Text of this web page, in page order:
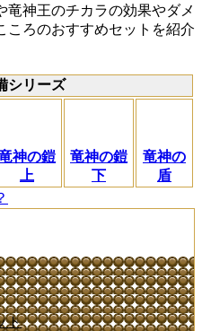
神王のチカラの効果やダメ
ころのおすすめセットを紹介
シリーズ
神の鎧
上
竜神の鎧
下
竜神の
盾
ト